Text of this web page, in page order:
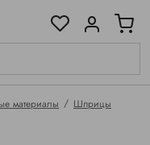
материалы Шприцы